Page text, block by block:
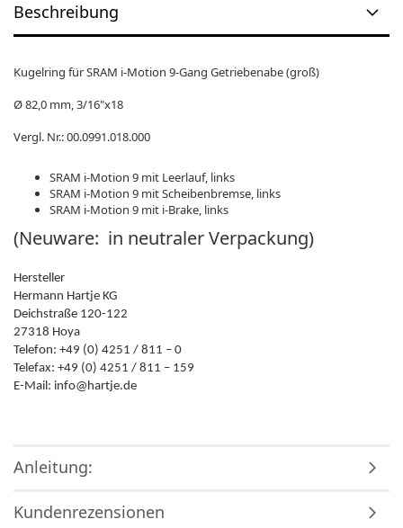
Beschreibung
Kugelring für SRAM i-Motion 9-Gang Getriebenabe (groß)
Ø 82,0 mm, 3/16"x18
Vergl. Nr.: 00.0991.018.000
SRAM i-Motion 9 mit Leerlauf, links
SRAM i-Motion 9 mit Scheibenbremse, links
SRAM i-Motion 9 mit i-Brake, links
(Neuware: in neutraler Verpackung)
Hersteller
Hermann Hartje KG
Deichstraße 120-122
27318 Hoya
Telefon: +49 (0) 4251 / 811 – 0
Telefax: +49 (0) 4251 / 811 – 159
E-Mail: info@hartje.de
Anleitung:
Kundenrezensionen